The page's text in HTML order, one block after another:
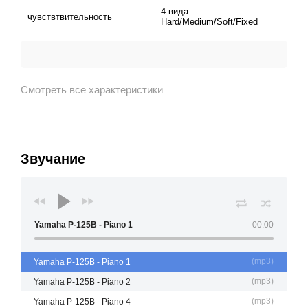
чувствтвительность
4 вида:
Hard/Medium/Soft/Fixed
Звучание
00:00
Yamaha P-125B - Piano 1
(mp3)
Yamaha P-125B - Piano 1
(mp3)
Yamaha P-125B - Piano 2
(mp3)
Yamaha P-125B - Piano 4